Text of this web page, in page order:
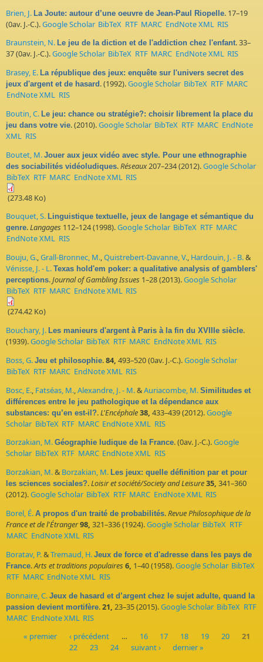
Brien, J. La Joute: autour d’une oeuvre de Jean-Paul Riopelle. 17–19
(0av. J.-C.).Google Scholar BibTeX RTF MARC EndNote XML RIS
Braunstein, N. Le jeu de la diction et de l'addiction chez l'enfant. 33–
37 (0av. J.-C.).Google Scholar BibTeX RTF MARC EndNote XML RIS
Brasey, E. La république des jeux: enquête sur l'univers secret des
jeux d'argent et de hasard . (1992).Google Scholar BibTeX RTF MARC
EndNote XML RIS
Boutin, C. Le jeu: chance ou stratégie?: choisir librement la place du
jeu dans votre vie. (2010).Google Scholar BibTeX RTF MARC EndNote
XML RIS
Boutet, M. Jouer aux jeux vidéo avec style. Pour une ethnographie
des sociabilités vidéoludiques.Réseaux207–234 (2012).Google Scholar
BibTeX RTF MARC EndNote XML RIS
(273.48 Ko)
Bouquet, S. Linguistique textuelle, jeux de langage et sémantique du
genre.Langages 112–124 (1998).Google Scholar BibTeX RTF MARC
EndNote XML RIS
Bouju, G.,Grall-Bronnec, M.,Quistrebert-Davanne, V., Hardouin, J. - B.&
Vénisse, J. - L. Texas hold'em poker: a qualitative analysis of gamblers'
perceptions.Journal of Gambling Issues 1–28 (2013).Google Scholar
BibTeX RTF MARC EndNote XML RIS
(274.42 Ko)
Bouchary, J. Les manieurs d'argent à Paris à la fin du XVIIIe siècle.
(1939).Google Scholar BibTeX RTF MARC EndNote XML RIS
Boss, G. Jeu et philosophie.84, 493–520 (0av. J.-C.).Google Scholar
BibTeX RTF MARC EndNote XML RIS
Bosc, E., Fatséas, M.,Alexandre, J. - M.&Auriacombe, M. Similitudes et
différences entre le jeu pathologique et la dépendance aux
substances: qu’en est-il?.L'Encéphale38, 433–439 (2012).Google
Scholar BibTeX RTF MARC EndNote XML RIS
Borzakian, M. Géographie ludique de la France. (0av. J.-C.).Google
Scholar BibTeX RTF MARC EndNote XML RIS
Borzakian, M.& Borzakian, M. Les jeux: quelle définition par et pour
les sciences sociales?.Loisir et société/Society and Leisure35, 341–360
(2012).Google Scholar BibTeX RTF MARC EndNote XML RIS
Borel, É. A propos d'un traité de probabilités.Revue Philosophique de la
France et de l'Étranger98, 321–336 (1924).Google Scholar BibTeX RTF
MARC EndNote XML RIS
Boratav, P.&Tremaud, H. Jeux de force et d'adresse dans les pays de
France.Arts et traditions populaires 6, 1–40 (1958).Google Scholar BibTeX
RTF MARC EndNote XML RIS
Bonnaire, C. Jeux de hasard et d’argent chez le sujet adulte, quand la
passion devient mortifère.21, 23–35 (2015).Google Scholar BibTeX RTF
MARC EndNote XML RIS
« premier ‹ précédent … 16 17 18 19 20
21
22
23 24 suivant › dernier »